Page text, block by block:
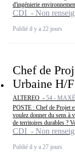
d'ingénierie
CDI - Non
Publié il y a 22 jours
Chef de
Urbaine H/F
ALTEREO - 54 -
POSTE : Chef de Projet
voulez donner du sens à
de territoires durables ?
CDI - Non
Publié il y a 27 jours